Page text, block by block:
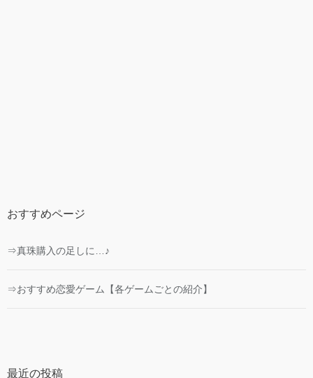
おすすめページ
⇒真珠購入の足しに…♪
⇒おすすめ恋愛ゲーム【各ゲームごとの紹介】
最近の投稿